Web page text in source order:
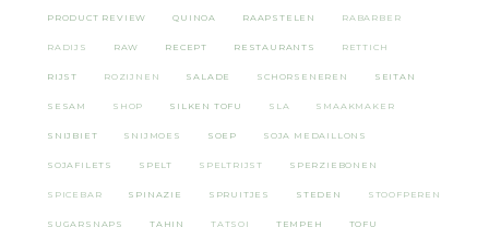
PRODUCT REVIEW QUINOA RAAPSTELEN RABARBER
RADIJS RAW RECEPT RESTAURANTS RETTICH
RIJST ROZIJNEN SALADE SCHORSENEREN SEITAN
SESAM SHOP SILKEN TOFU SLA SMAAKMAKER
SNIJBIET SNIJMOES SOEP SOJA MEDAILLONS
SOJAFILETS SPELT SPELTRIJST SPERZIEBONEN
SPICEBAR SPINAZIE SPRUITJES STEDEN STOOFPEREN
SUGARSNAPS TAHIN TATSOI TEMPEH TOFU